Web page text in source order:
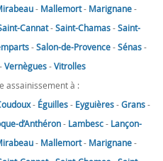
- Mallemort- Marignane-
Cannat-Saint-Chamas-Saint-
-Salon-de-Provence-Sénas-
-Vernègues-Vitrolles
assainissement à :
- Éguilles- Eyguières-Grans-
d’Anthéron- Lambesc- Lançon-
- Mallemort- Marignane-